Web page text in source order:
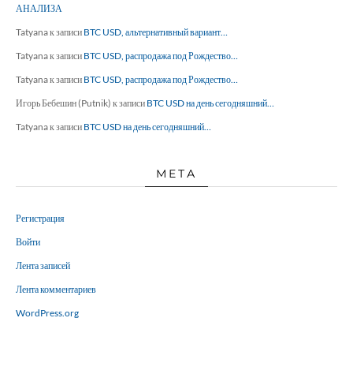
АНАЛИЗА
Tatyanaк записи BTC USD, альтернативный вариант…
Tatyanaк записи BTC USD, распродажа под Рождество…
Tatyanaк записи BTC USD, распродажа под Рождество…
Игорь Бебешин (Putnik) к записи BTC USD на день сегодняшний…
Tatyanaк записи BTC USD на день сегодняшний…
МЕТА
Регистрация
Войти
Лента записей
Лента комментариев
WordPress.org